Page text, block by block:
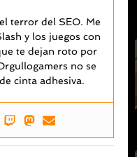
terror del SEO. Me
y los juegos con
te dejan roto por
no se
cinta adhesiva.